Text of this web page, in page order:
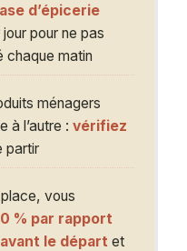
d’épicerie
pour ne pas
chaque matin
ménagers
à l’autre : vérifiez
partir
vous
% par rapport
le départ et